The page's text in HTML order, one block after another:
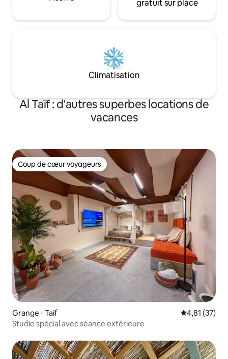
gratuit sur place
Climatisation
Al Taïf : d'autres superbes locations de
vacances
Coup de cœur voyageurs
Coup de cœur voyageurs
Grange ⋅ Taif Évaluation
4,81 (37)
Studio spécial avec séance extérieure